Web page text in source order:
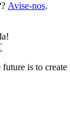
Avise-nos.
is to